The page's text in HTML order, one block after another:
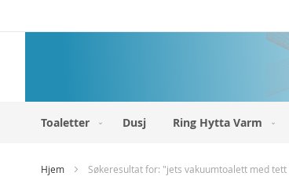
til
Toaletter Dusj Ring Hytta Varm
Hjem Søkeresultat for: "jets vakuumtoalett med tett